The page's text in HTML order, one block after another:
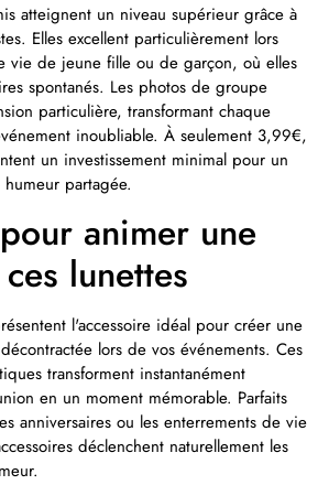
atteignent un niveau supérieur grâce à
Elles excellent particulièrement lors
vie de jeune fille ou de garçon, où elles
spontanés. Les photos de groupe
particulière, transformant chaque
inoubliable. À seulement 3,99€,
un investissement minimal pour un
partagée.
animer une
lunettes
l'accessoire idéal pour créer une
lors de vos événements. Ces
transforment instantanément
en un moment mémorable. Parfaits
anniversaires ou les enterrements de vie
déclenchent naturellement les